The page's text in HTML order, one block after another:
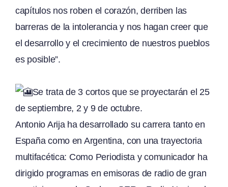
capítulos nos roben el corazón, derriben las
barreras de la intolerancia y nos hagan creer que
el desarrollo y el crecimiento de nuestros pueblos
es posible”.
Se trata de 3 cortos que se proyectarán el 25
de septiembre, 2 y 9 de octubre.
Antonio Arija ha desarrollado su carrera tanto en
España como en Argentina, con una trayectoria
multifacética: Como Periodista y comunicador ha
dirigido programas en emisoras de radio de gran